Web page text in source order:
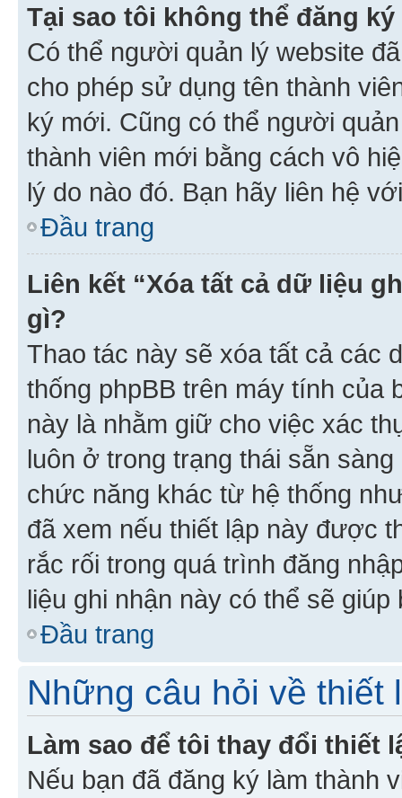
Tại sao tôi không thể đăng
Có thể người quản lý website
cho phép sử dụng tên thành
ký mới. Cũng có thể người
thành viên mới bằng cách vô
lý do nào đó. Bạn hãy liên hệ
Đầu trang
Liên kết “Xóa tất cả dữ liệu
gì?
Thao tác này sẽ xóa tất cả các
thống phpBB trên máy tính của
này là nhằm giữ cho việc xác
luôn ở trong trạng thái sẵn
chức năng khác từ hệ thống
đã xem nếu thiết lập này được
rắc rối trong quá trình đăng
liệu ghi nhận này có thể sẽ
Đầu trang
Những câu hỏi về thiết
Làm sao để tôi thay đổi thiết
Nếu bạn đã đăng ký làm thành